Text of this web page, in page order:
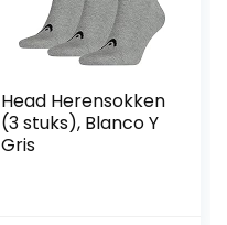
Head Herensokken
(3 stuks), Blanco Y
Gris